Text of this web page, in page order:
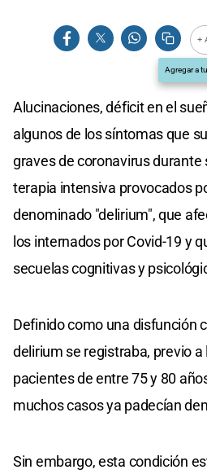
+
Agregar a
Alucinaciones, déficit en el
algunos de los síntomas que
graves de coronavirus durante
terapia intensiva provocados
denominado "delirium", que
los internados por Covid-19 y
secuelas cognitivas y
Definido como una disfunción
delirium se registraba, previo a
pacientes de entre 75 y 80
muchos casos ya padecían
Sin embargo, esta condición